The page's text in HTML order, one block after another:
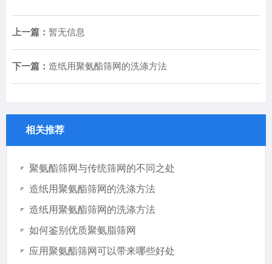
上一篇： 暂无信息
下一篇： 造纸用聚氨酯筛网的洗涤方法
相关推荐
聚氨酯筛网与传统筛网的不同之处
造纸用聚氨酯筛网的洗涤方法
造纸用聚氨酯筛网的洗涤方法
如何鉴别优质聚氨脂筛网
应用聚氨酯筛网可以带来哪些好处